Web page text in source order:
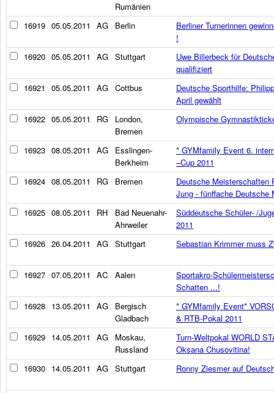
Rumänien
16919 05.05.2011 AG Berlin
Berliner Turnerinnen
!
16920 05.05.2011 AG Stuttgart
Uwe Billerbeck für
qualifiziert
16921
05.05.2011 AG Cottbus
Deutsche Sporthilfe:
April gewählt
16922 05.05.2011 RG
London,
Bremen
Olympische
16923 08.05.2011 AG
Esslingen-
Berkheim
* GYMfamily Event 6.
–Cup 2011
16924 08.05.2011 RG Bremen
Deutsche Meisterschaften
Jung - fünffache Deutsche
16925 08.05.2011 RH
Bad Neuenahr-
Ahrweiler
Süddeutsche Schüler- /
2011
16926 26.04.2011 AG Stuttgart Sebastian Krimmer muss
16927 07.05.2011 AC Aalen
Sportakro-
Schatten ...!
16928 13.05.2011 AG
Bergisch
Gladbach
* GYMfamily Event*
& RTB-Pokal 2011
16929 14.05.2011 AG
Moskau,
Russland
Turn-Weltpokal WORLD
Oksana Chusovitina!
16930 14.05.2011 AG Stuttgart Ronny Ziesmer auf